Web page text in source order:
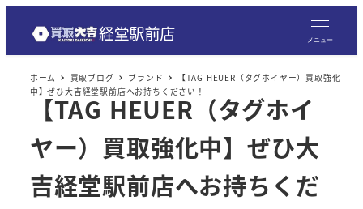
メニュー
ホーム 買取ブログ ブランド
【TAG HEUER（タグホイヤー）買取強化
中】ぜひ大吉経堂駅前店へお持ちください！
【TAG HEUER（タグホイ
ヤー）買取強化中】ぜひ大
吉経堂駅前店へお持ちくだ